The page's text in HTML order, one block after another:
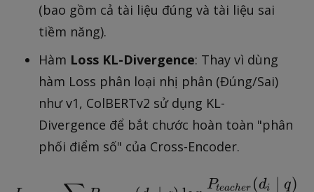
(bao gồm cả tài liệu đúng và tài liệu sai
tiềm năng).
Hàm Loss KL-Divergence: Thay vì dùng
hàm Loss phân loại nhị phân (Đúng/Sai)
như v1, ColBERTv2 sử dụng KL-
Divergence để bắt chước hoàn toàn "phân
phối điểm số" của Cross-Encoder.
L_{KL} = \sum_{i}
Pteacher (di ∣ q)